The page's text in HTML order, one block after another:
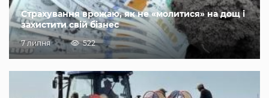
Страхування врожаю, як не «молитися» на дощ і
захистити свій бізнес
7 липня 522